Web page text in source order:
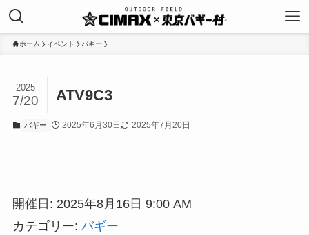
ホーム イベント バギー
ATV9C3
2025
7/20
バギー 2025年6月30日 2025年7月20日
開催日: 2025年8月16日 9:00 AM
カテゴリー: バギー